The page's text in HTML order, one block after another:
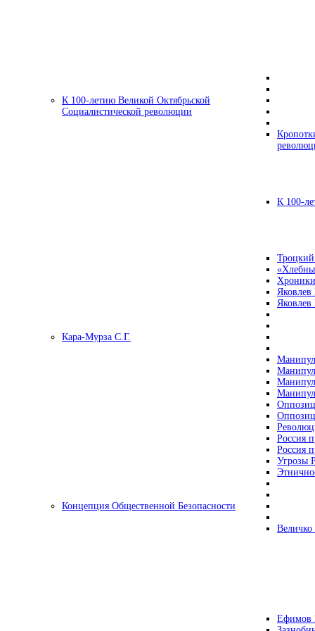
К 100-летию Великой Октябрьской
Социалистической революции
К 100-
Кара-Мурза С.Г.
Россия
Россия
Угрозы
Концепция Общественной Безопасности
Ефимов